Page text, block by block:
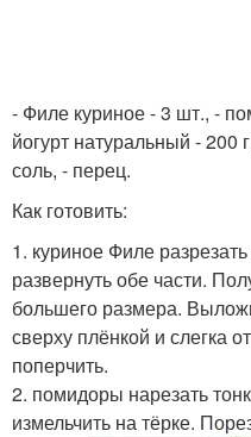
- Филе куриное - 3 шт., -
йогурт натуральный - 200
соль, - перец.
Как готовить:
1. куриное Филе
развернуть обе части.
большего размера.
сверху плёнкой и слегка
поперчить.
2. помидоры нарезать
измельчить на тёрке.